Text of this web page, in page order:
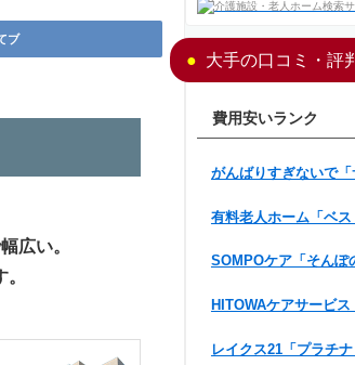
ブ
広い。
大手の口コミ・評
費用安いランク
がんばりすぎないで「
有料老人ホーム「ベス
SOMPOケア「そんぽ
HITOWAケアサービス
レイクス21「プラチナ